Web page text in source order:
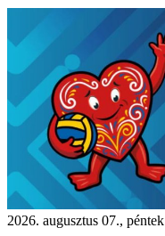
2026. augusztus 07., péntek